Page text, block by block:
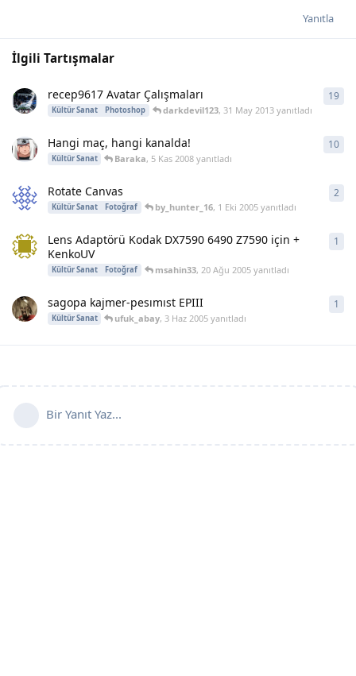
Yanıtla
İlgili Tartışmalar
recep9617 Avatar Çalışmaları
Kültür Sanat Photoshop darkdevil123, 31 May 2013yanıtladı
19
Hangi maç, hangi kanalda!
Kültür Sanat Baraka, 5 Kas 2008 yanıtladı
10
Rotate Canvas
Kültür Sanat Fotoğraf by_hunter_16, 1 Eki 2005yanıtladı
2
Lens Adaptörü Kodak DX7590 6490 Z7590 için +
KenkoUV
Kültür Sanat Fotoğraf msahin33, 20 Ağu 2005yanıtladı
1
sagopa kajmer-pesımıst EPIII
Kültür Sanat ufuk_abay,3 Haz 2005 yanıtladı
1
Bir Yanıt Yaz...